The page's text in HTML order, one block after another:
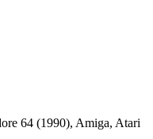
64 (1990), Amiga, Atari